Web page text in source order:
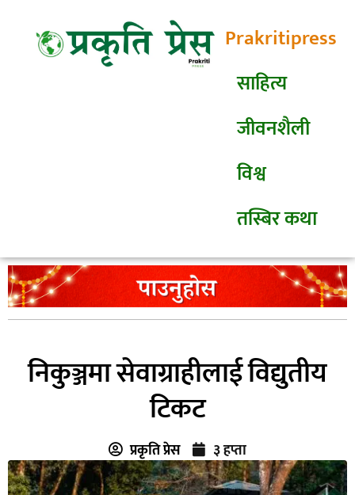
Prakritipress
साहित्य
जीवनशैली
विश्व
तस्बिर कथा
निकुञ्जमा सेवाग्राहीलाई विद्युतीय
टिकट
प्रकृति प्रेस ३ हप्ता